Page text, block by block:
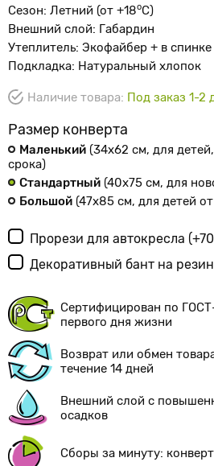
Сезон: Летний (от +18оС)
Внешний слой: Габардин
Утеплитель: Экофайбер + в
Подкладка: Натуральный хлопок
Наличие товара: Под заказ 1-2
Размер конверта
Маленький (34х62 см, для
срока)
Стандартный (40х75 см, для
Большой (47х85 см, для детей
Прорези для автокресла
Декоративный бант на
Сертифицирован по
первого дня жизни
Возврат или обмен
течение 14 дней
Внешний слой с
осадков
Сборы за минуту: